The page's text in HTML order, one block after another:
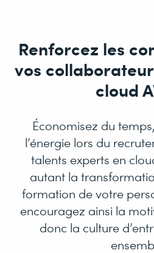
Renforcez les
vos
cloud
Économisez du
l’énergie lors du
talents experts en
autant la
formation de votre
encouragez ainsi la
donc la culture